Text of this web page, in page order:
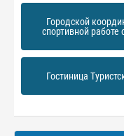
Городской
спортивной
Гостиница